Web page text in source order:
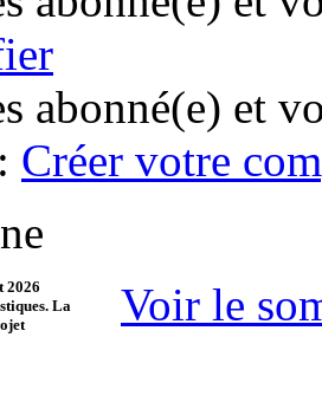
abonné(e) et
Créer votre
2026
La
Voir le